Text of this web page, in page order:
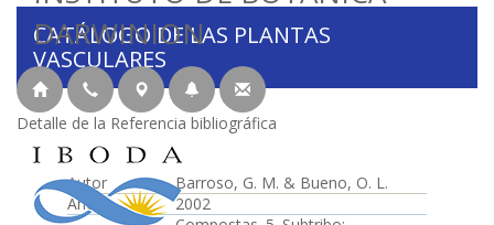
DARWINION
CATÁLOGO DE LAS PLANTAS
VASCULARES
Detalle de la Referencia bibliográfica
Autor
Barroso, G. M. & Bueno, O. L.
Año
2002